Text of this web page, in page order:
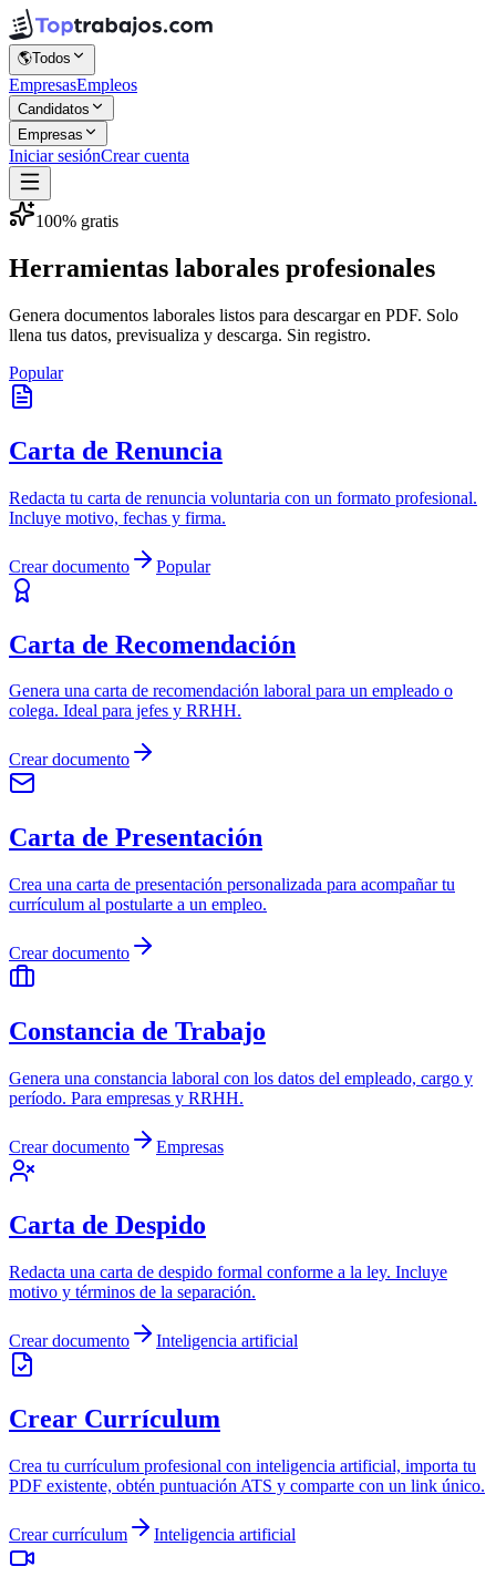
🌎Todos
EmpresasEmpleos
Candidatos
Empresas
Iniciar sesiónCrear cuenta
100% gratis
Herramientas laborales profesionales
Genera documentos laborales listos para descargar en PDF. Solo
llena tus datos, previsualiza y descarga. Sin registro.
Popular
Carta de Renuncia
Redacta tu carta de renuncia voluntaria con un formato profesional.
Incluye motivo, fechas y firma.
Crear documento Popular
Carta de Recomendación
Genera una carta de recomendación laboral para un empleado o
colega. Ideal para jefes y RRHH.
Crear documento
Carta de Presentación
Crea una carta de presentación personalizada para acompañar tu
currículum al postularte a un empleo.
Crear documento
Constancia de Trabajo
Genera una constancia laboral con los datos del empleado, cargo y
período. Para empresas y RRHH.
Crear documento Empresas
Carta de Despido
Redacta una carta de despido formal conforme a la ley. Incluye
motivo y términos de la separación.
Crear documento Inteligencia artificial
Crear Currículum
Crea tu currículum profesional con inteligencia artificial, importa tu
PDF existente, obtén puntuación ATS y comparte con un link único.
Crear currículum Inteligencia artificial